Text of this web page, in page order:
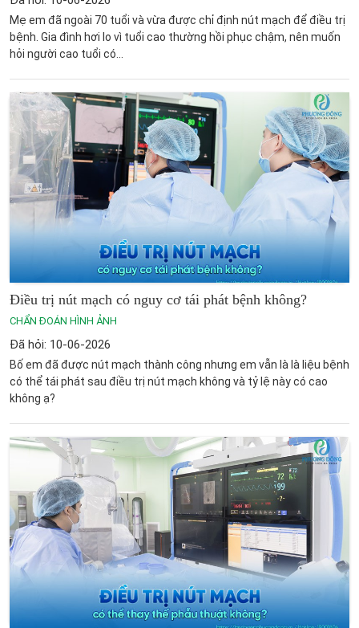
Mẹ em đã ngoài 70 tuổi và vừa được chỉ định nút mạch để điều trị
bệnh. Gia đình hơi lo vì tuổi cao thường hồi phục chậm, nên muốn
hỏi người cao tuổi có...
Điều trị nút mạch có nguy cơ tái phát bệnh không?
CHẨN ĐOÁN HÌNH ẢNH
Đã hỏi: 10-06-2026
Bố em đã được nút mạch thành công nhưng em vẫn là là liệu bệnh
có thể tái phát sau điều trị nút mạch không và tỷ lệ này có cao
không ạ?